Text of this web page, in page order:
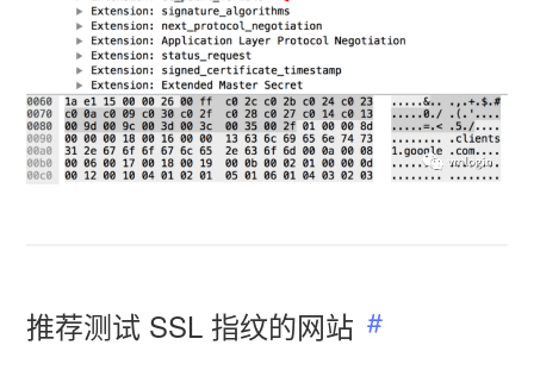
推荐测试 SSL 指纹的网站